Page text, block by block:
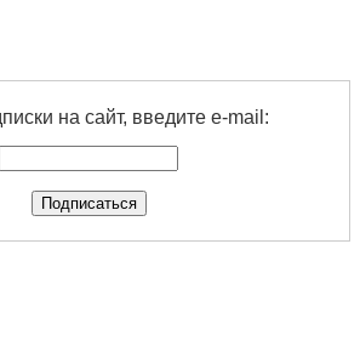
на сайт, введите e-mail: